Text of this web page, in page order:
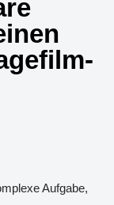
Aufgabe,